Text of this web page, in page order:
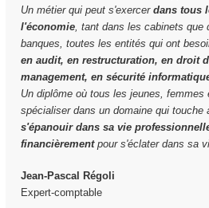
Un métier qui peut s'exercer dans tous
l'économie, tant dans les cabinets que
banques, toutes les entités qui ont
en audit, en restructuration, en droit
management, en sécurité
Un diplôme où tous les jeunes,
spécialiser dans un domaine qui touche
s'épanouir dans sa vie
financièrementpour s'éclater dans sa
Jean-Pascal Régoli
Expert-comptable